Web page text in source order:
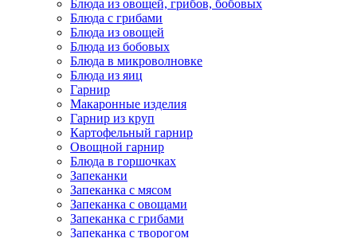
Блюда из овощей, грибов, бобовых
Блюда с грибами
Блюда из овощей
Блюда из бобовых
Блюда в микроволновке
Блюда из яиц
Гарнир
Макаронные изделия
Гарнир из круп
Картофельный гарнир
Овощной гарнир
Блюда в горшочках
Запеканки
Запеканка с мясом
Запеканка с овощами
Запеканка с грибами
Запеканка с творогом